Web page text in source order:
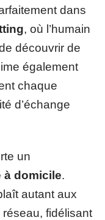
dans
, où l’humain
découvrir de
également
chaque
d’échange
un
à domicile.
autant aux
réseau, fidélisant